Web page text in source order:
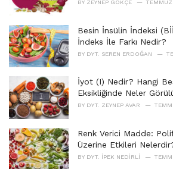
BY ZEYNEP GÖKÇE
Besin İnsülin İndeksi
İndeks İle Farkı Nedir?
BY DYT. SEREN ERDOĞAN
İyot (I) Nedir? Hangi
Eksikliğinde Neler
BY DYT. ZEYNEP AVAR
Renk Verici Madde:
Üzerine Etkileri
BY DYT. İPEK NEDIRLI